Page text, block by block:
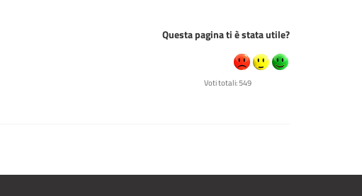
Questa pagina ti è stata utile?
Voti totali: 549